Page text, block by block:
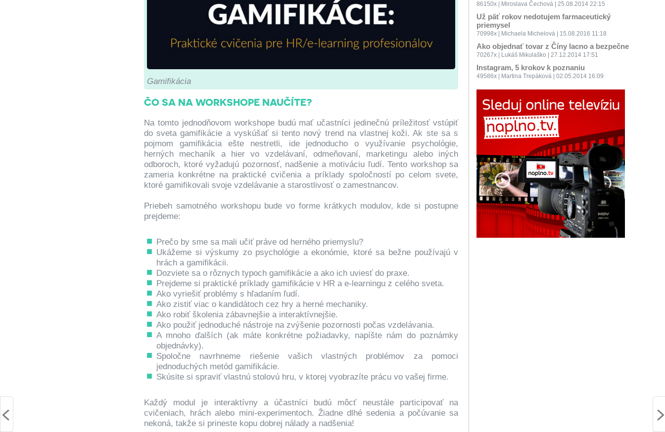
Gamifikácia
ČO SA NA WORKSHOPE NAUČÍTE?
Na tomto jednodňovom workshope budú mať učastníci jedinečnú príležitosť vstúpiť
do sveta gamifikácie a vyskúšať si tento nový trend na vlastnej koži. Ak ste sa s
pojmom gamifikácia ešte nestretli, ide jednoducho o využívanie psychológie,
herných mechaník a hier vo vzdelávaní, odmeňovaní, marketingu alebo iných
odboroch, ktoré vyžadujú pozornosť, nadšenie a motiváciu ľudí. Tento workshop sa
zameria konkrétne na praktické cvičenia a príklady spoločností po celom svete,
ktoré gamifikovali svoje vzdelávanie a starostlivosť o zamestnancov.
Priebeh samotného workshopu bude vo forme krátkych modulov, kde si postupne
prejdeme:
Prečo by sme sa mali učiť práve od herného priemyslu?
Ukážeme si výskumy zo psychológie a ekonómie, ktoré sa bežne používajú v
hrách a gamifikácii.
Dozviete sa o rôznych typoch gamifikácie a ako ich uviesť do praxe.
Prejdeme si praktické príklady gamifikácie v HR a e-learningu z celého sveta.
Ako vyriešiť problémy s hľadaním ľudí.
Ako zistiť viac o kandidátoch cez hry a herné mechaniky.
Ako robiť školenia zábavnejšie a interaktívnejšie.
Ako použiť jednoduché nástroje na zvýšenie pozornosti počas vzdelávania.
A mnoho ďalších (ak máte konkrétne požiadavky, napíšte nám do poznámky
objednávky).
Spoločne navrhneme riešenie vašich vlastných problémov za pomoci
jednoduchých metód gamifikácie.
Skúsite si spraviť vlastnú stolovú hru, v ktorej vyobrazíte prácu vo vašej firme.
Každý modul je interaktívny a účastníci budú môcť neustále participovať na
cvičeniach, hrách alebo mini-experimentoch. Žiadne dlhé sedenia a počúvanie sa
nekoná, takže si prineste kopu dobrej nálady a nadšenia!
86150x | Miroslava Čechová | 25.08.2014 22:15
Už päť rokov nedotujem farmaceutický
priemysel
70998x | Michaela Michelová | 15.08.2016 11:18
Ako objednať tovar z Číny lacno a bezpečne
70267x | Lukáš Mikulaško | 27.12.2014 17:51
Instagram, 5 krokov k poznaniu
49586x | Martina Trepáková | 02.05.2014 16:09